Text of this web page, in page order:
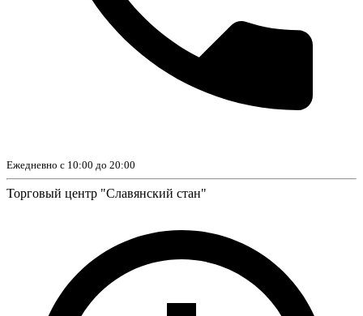
Ежедневно с 10:00 до 20:00
Торговый центр "Славянский стан"